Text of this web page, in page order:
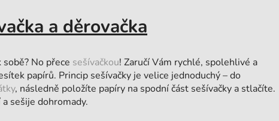
a děrovačka
No přece sešívačkou! Zaručí Vám rychlé, spolehlivé a
papírů. Princip sešívačky je velice jednoduchý – do
, následně položíte papíry na spodní část sešívačky a stlačíte.
sešije dohromady.